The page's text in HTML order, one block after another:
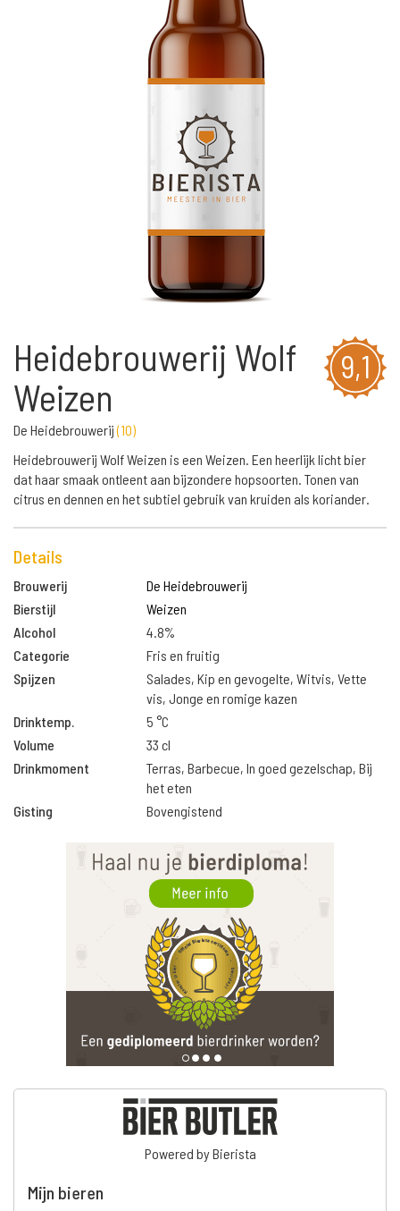
9,1
Heidebrouwerij Wolf
Weizen
De Heidebrouwerij(10)
Heidebrouwerij Wolf Weizen is een Weizen. Een heerlijk licht bier
dat haar smaak ontleent aan bijzondere hopsoorten. Tonen van
citrus en dennen en het subtiel gebruik van kruiden als koriander.
Details
Brouwerij
De Heidebrouwerij
Bierstijl
Weizen
Alcohol
4.8%
Categorie
Fris en fruitig
Spijzen
Salades, Kip en gevogelte, Witvis, Vette
vis, Jonge en romige kazen
Drinktemp.
5 °C
Volume
33 cl
Drinkmoment
Terras, Barbecue, In goed gezelschap, Bij
het eten
Gisting
Bovengistend
Powered by Bierista
Mijn bieren